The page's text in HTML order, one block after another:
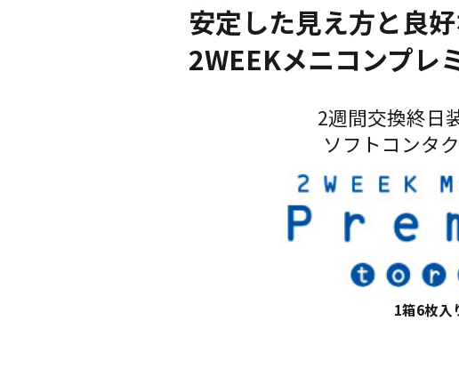
安定した見え方と良
2WEEKメニコンプレ
2週間交換終日
ソフトコンタ
1箱6枚入